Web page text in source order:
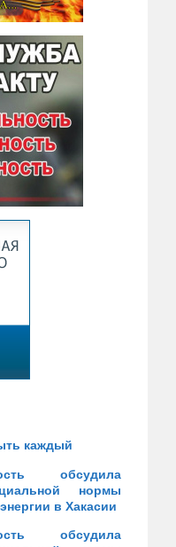
каждый
обсудила
нормы
в Хакасии
обсудила